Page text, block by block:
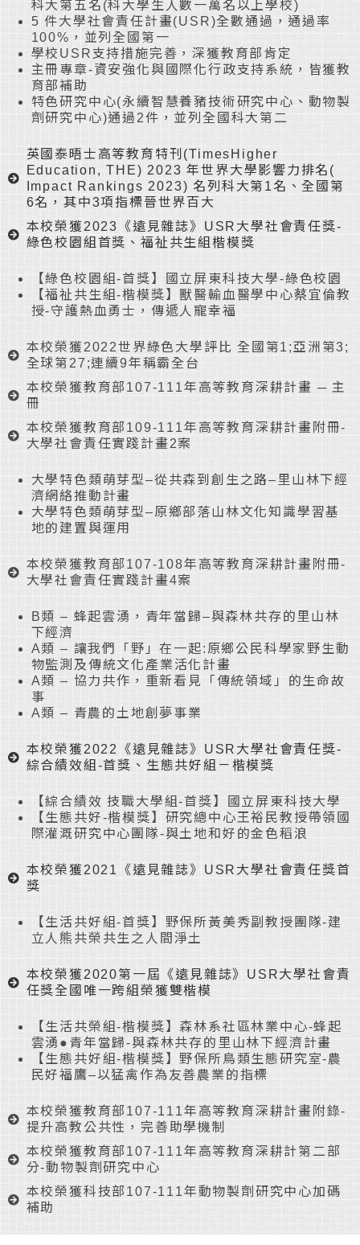
科大第五名(科大學生人數一萬名以上學校)
5 件大學社會責任計畫(USR)全數通過，通過率
100%，並列全國第一
學校USR支持措施完善，深獲教育部肯定
主冊專章-資安強化與國際化行政支持系統，皆獲教
育部補助
特色研究中心(永續智慧養豬技術研究中心、動物製
劑研究中心)通過2件，並列全國科大第二
英國泰晤士高等教育特刊(TimesHigher
Education, THE) 2023 年世界大學影響力排名(
Impact Rankings 2023) 名列科大第1名、全國第
6名，其中3項指標晉世界百大
本校榮獲2023《遠見雜誌》USR大學社會責任獎-
綠色校園組首獎、福祉共生組楷模獎
【綠色校園組-首獎】國立屏東科技大學-綠色校園
【福祉共生組-楷模獎】獸醫輸血醫學中心蔡宜倫教
授-守護熱血勇士，傳遞人寵幸福
本校榮獲2022世界綠色大學評比 全國第1;亞洲第3;
全球第27;連續9年稱霸全台
本校榮獲教育部107-111年高等教育深耕計畫 ─ 主
冊
本校榮獲教育部109-111年高等教育深耕計畫附冊-
大學社會責任實踐計畫2案
大學特色類萌芽型–從共森到創生之路–里山林下經
濟網絡推動計畫
大學特色類萌芽型–原鄉部落山林文化知識學習基
地的建置與運用
本校榮獲教育部107-108年高等教育深耕計畫附冊-
大學社會責任實踐計畫4案
B類 – 蜂起雲湧，青年當歸–與森林共存的里山林
下經濟
A類 – 讓我們「野」在一起:原鄉公民科學家野生動
物監測及傳統文化產業活化計畫
A類 – 協力共作，重新看見「傳統領域」的生命故
事
A類 – 青農的土地創夢事業
本校榮獲2022《遠見雜誌》USR大學社會責任獎-
綜合績效組-首獎、生態共好組－楷模獎
【綜合績效 技職大學組-首獎】國立屏東科技大學
【生態共好-楷模獎】研究總中心王裕民教授帶領國
際灌溉研究中心團隊-與土地和好的金色稻浪
本校榮獲2021《遠見雜誌》USR大學社會責任獎首
獎
【生活共好組-首獎】野保所黃美秀副教授團隊-建
立人熊共榮共生之人間淨土
本校榮獲2020第一屆《遠見雜誌》USR大學社會責
任獎全國唯一跨組榮獲雙楷模
【生活共榮組-楷模獎】森林系社區林業中心-蜂起
雲湧●青年當歸-與森林共存的里山林下經濟計畫
【生態共好組-楷模獎】野保所鳥類生態研究室-農
民好福鷹–以猛禽作為友善農業的指標
本校榮獲教育部107-111年高等教育深耕計畫附錄-
提升高教公共性，完善助學機制
本校榮獲教育部107-111年高等教育深耕計第二部
分-動物製劑研究中心
本校榮獲科技部107-111年動物製劑研究中心加碼
補助